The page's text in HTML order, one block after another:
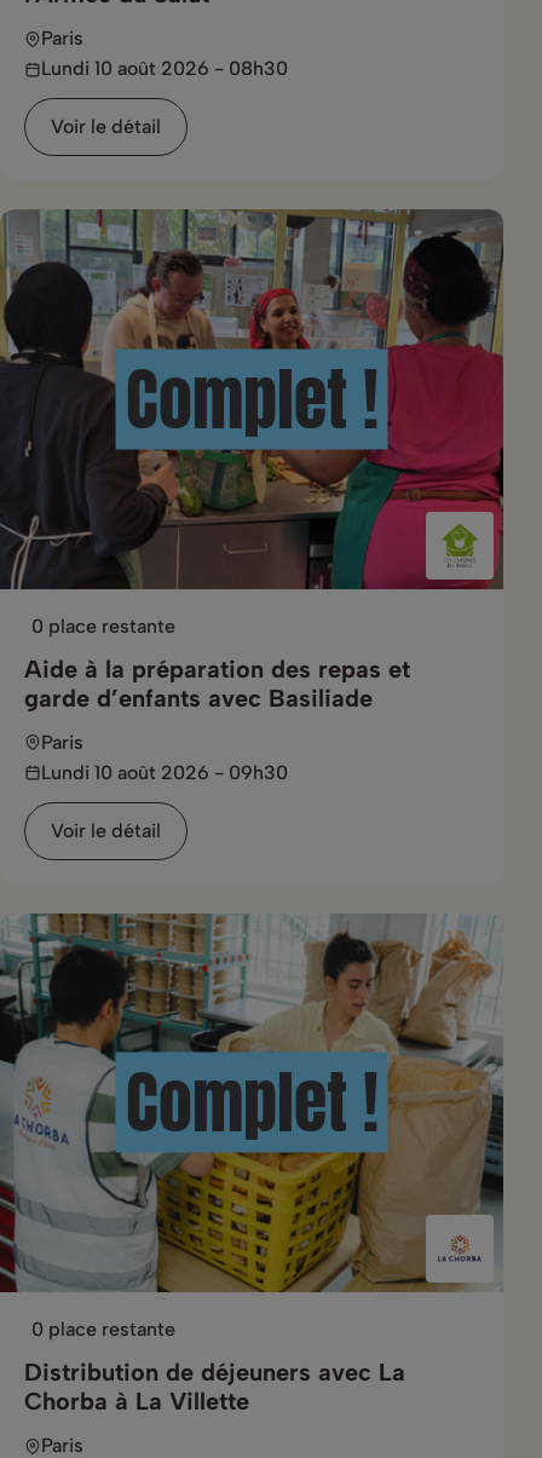
Paris
Lundi 10 août 2026 - 08h30
Voir le détail
Complet !
0 place restante
Aide à la préparation des repas et
garde d’enfants avec Basiliade
Paris
Lundi 10 août 2026 - 09h30
Voir le détail
Complet !
0 place restante
Distribution de déjeuners avec La
Chorba à La Villette
Paris